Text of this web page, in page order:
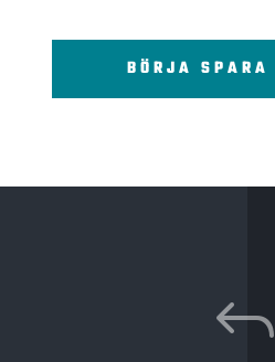
BÖRJA
J